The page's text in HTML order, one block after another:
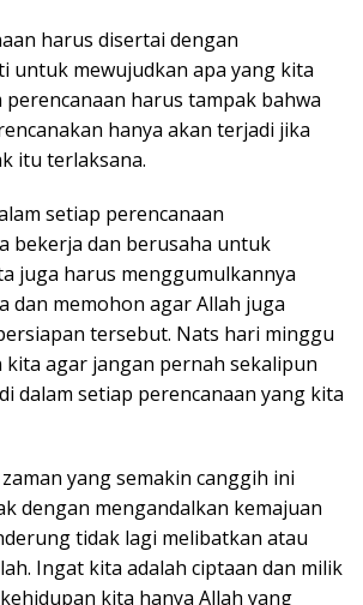
harus disertai dengan
untuk mewujudkan apa yang kita
perencanaan harus tampak bahwa
hanya akan terjadi jika
itu terlaksana.
setiap perencanaan
bekerja dan berusaha untuk
juga harus menggumulkannya
dan memohon agar Allah juga
tersebut. Nats hari minggu
agar jangan pernah sekalipun
dalam setiap perencanaan yang kita
yang semakin canggih ini
dengan mengandalkan kemajuan
tidak lagi melibatkan atau
Ingat kita adalah ciptaan dan milik
kita hanya Allah yang